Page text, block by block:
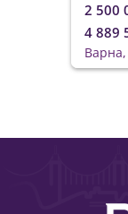
2 500
4 889